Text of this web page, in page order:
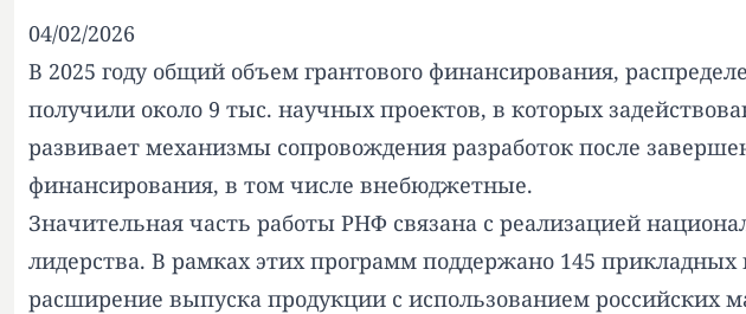
04/02/2026
В 2025 году общий объем грантового финансирования,
получили около 9 тыс. научных проектов, в которых
развивает механизмы сопровождения разработок после
финансирования, в том числе внебюджетные.
Значительная часть работы РНФ связана с реализацией
лидерства. В рамках этих программ поддержано 145
расширение выпуска продукции с использованием российских